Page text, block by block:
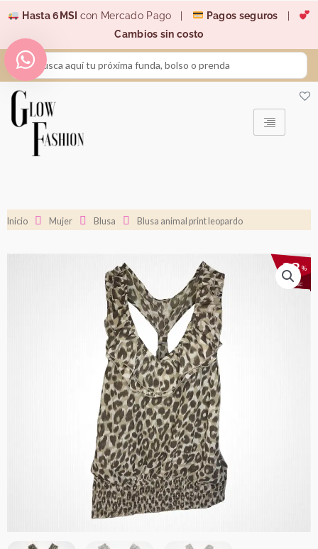
contenido
Hasta 6MSI con Mercado Pago | Pagos seguros
Cambios sin costo
Search
...
Inicio Mujer Blusa Blusa animal print leopardo
%
DESC
33